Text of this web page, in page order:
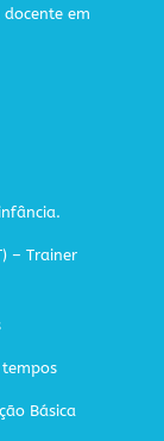
em
– Trainer
Básica